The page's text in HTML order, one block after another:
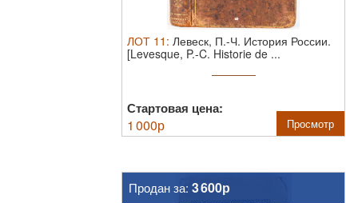
ЛОТ 11 : Левеск, П.-Ч. История России.
[Levesque, P.-C. Historie de ...
Стартовая цена:
1 000р Просмотр
Продан за: 3 600р